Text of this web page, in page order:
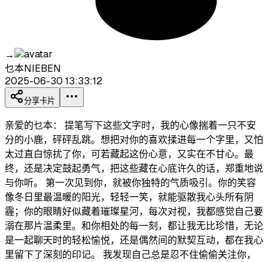
→
乜本NIEBEN
2025-06-30 13:33:12
分享卡片
亲爱的乜本： 提笔写下这些文字时，我的心像揣着一只不安
分的小鹿，砰砰乱跳。想把对你的喜欢揉进每一个字里，又怕
太过直白惊扰了你，可若藏起这份心意，又实在不甘心。最
终，还是决定鼓起勇气，把这些藏在心底许久的话，郑重地说
与你听。 第一次见到你，就被你独特的气质吸引。你的笑容
像冬日里最温暖的阳光，轻轻一笑，就能驱散我心头所有阴
霾；你的眼睛好似藏着璀璨星河，每次对视，我都感觉自己要
溺在那片温柔里。和你相处的每一刻，都让我无比珍惜，无论
是一起聊天时的轻松愉悦，还是偶然间的默契互动，都在我心
里留下了深刻的印记。 我发现自己总是忍不住偷偷关注你，